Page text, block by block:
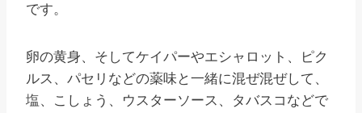
です。
卵の黄身、そしてケイパーやエシャロット、ピク
ルス、パセリなどの薬味と一緒に混ぜ混ぜして、
塩、こしょう、ウスターソース、タバスコなどで